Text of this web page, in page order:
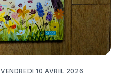
VENDREDI 10 AVRIL 2026